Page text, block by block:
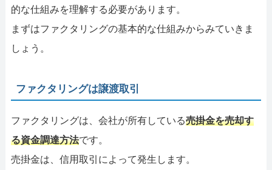
的な仕組みを理解する必要があります。
まずはファクタリングの基本的な仕組みからみていきま
しょう。
ファクタリングは譲渡取引
ファクタリングは、会社が所有している売掛金を売却す
る資金調達方法です。
売掛金は、信用取引によって発生します。